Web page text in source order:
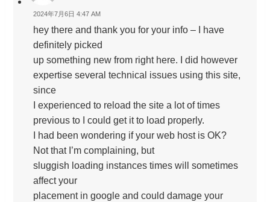
2024年7月6日 4:47 AM
hey there and thank you for your info – I have
definitely picked
up something new from right here. I did however
expertise several technical issues using this site,
since
I experienced to reload the site a lot of times
previous to I could get it to load properly.
I had been wondering if your web host is OK?
Not that I’m complaining, but
sluggish loading instances times will sometimes
affect your
placement in google and could damage your